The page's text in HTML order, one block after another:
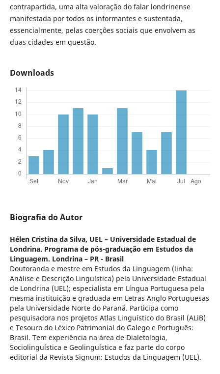
contrapartida, uma alta valoração do falar londrinense
manifestada por todos os informantes e sustentada,
essencialmente, pelas coerções sociais que envolvem as
duas cidades em questão.
Downloads
Biografia do Autor
Hélen Cristina da Silva, UEL – Universidade Estadual de
Londrina. Programa de pós-graduação em Estudos da
Linguagem. Londrina – PR - Brasil
Doutoranda e mestre em Estudos da Linguagem (linha:
Análise e Descrição Linguística) pela Universidade Estadual
de Londrina (UEL); especialista em Língua Portuguesa pela
mesma instituição e graduada em Letras Anglo Portuguesas
pela Universidade Norte do Paraná. Participa como
pesquisadora nos projetos Atlas Linguístico do Brasil (ALiB)
e Tesouro do Léxico Patrimonial do Galego e Português:
Brasil. Tem experiência na área de Dialetologia,
Sociolinguística e Geolinguística e faz parte do corpo
editorial da Revista Signum: Estudos da Linguagem (UEL).